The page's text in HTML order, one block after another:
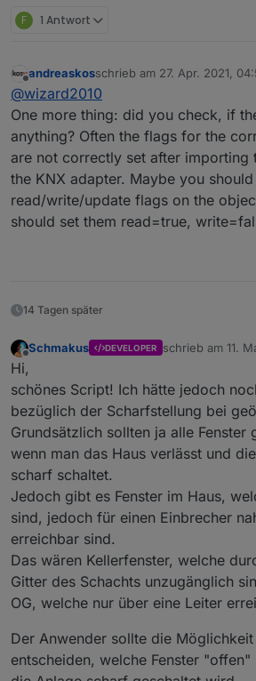
F 1 Antwort
Offline
andreaskosschrieb am 27. Apr. 2021,
zuletzt editiert von
@wizard2010
One more thing: did you check, if
anything? Often the flags for the
are not correctly set after
the KNX adapter. Maybe you
read/write/update flags on the
should set them read=true,
14 Tagen später
Schmakus DEVELOPER schrieb am 11.
zuletzt editiert
Hi,
schönes Script! Ich hätte jedoch
bezüglich der Scharfstellung bei
Grundsätzlich sollten ja alle Fenster
wenn man das Haus verlässt und
scharf schaltet.
Jedoch gibt es Fenster im Haus,
sind, jedoch für einen Einbrecher
erreichbar sind.
Das wären Kellerfenster, welche
Gitter des Schachts unzugänglich
OG, welche nur über eine Leiter
Der Anwender sollte die
entscheiden, welche Fenster